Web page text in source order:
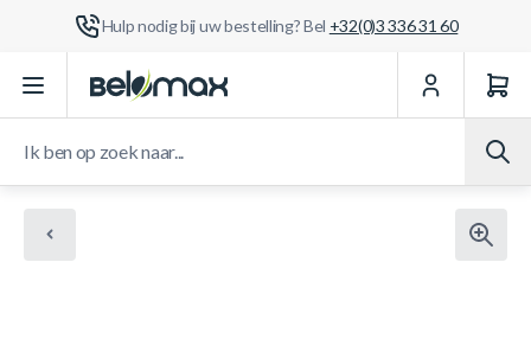
Hulp nodig bij uw bestelling? Bel +32(0)3 336 31 60
Ga naar de inhoud